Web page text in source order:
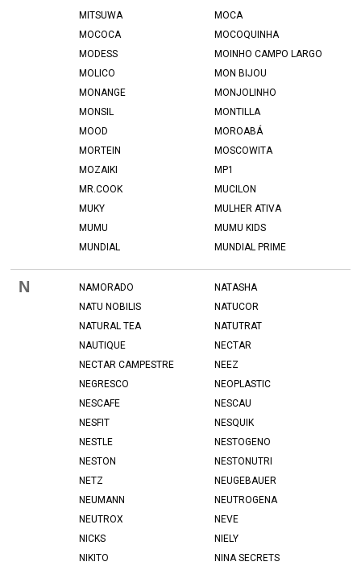
MITSUWA
MOCA
MOCOCA
MOCOQUINHA
MODESS
MOINHO CAMPO LARGO
MOLICO
MON BIJOU
MONANGE
MONJOLINHO
MONSIL
MONTILLA
MOOD
MOROABÁ
MORTEIN
MOSCOWITA
MOZAIKI
MP1
MR.COOK
MUCILON
MUKY
MULHER ATIVA
MUMU
MUMU KIDS
MUNDIAL
MUNDIAL PRIME
N NAMORADO
NATASHA
NATU NOBILIS
NATUCOR
NATURAL TEA
NATUTRAT
NAUTIQUE
NECTAR
NECTAR CAMPESTRE
NEEZ
NEGRESCO
NEOPLASTIC
NESCAFE
NESCAU
NESFIT
NESQUIK
NESTLE
NESTOGENO
NESTON
NESTONUTRI
NETZ
NEUGEBAUER
NEUMANN
NEUTROGENA
NEUTROX
NEVE
NICKS
NIELY
NIKITO
NINA SECRETS